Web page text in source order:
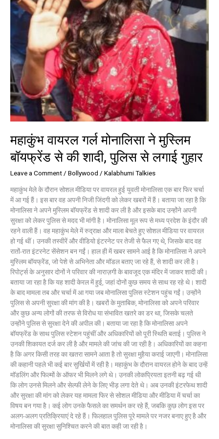
महाकुंभ वायरल गर्ल मोनालिसा ने मुस्लिम
बॉयफ्रेंड से की शादी, पुलिस से लगाई गुहार
Leave a Comment/Bollywood /Kalabhumi Talkies
महाकुंभ मेले के दौरान सोशल मीडिया पर वायरल हुई युवती मोनालिसा एक बार फिर चर्चा
में आ गई हैं। इस बार वह अपनी निजी जिंदगी को लेकर खबरों में हैं। बताया जा रहा है कि
मोनालिसा ने अपने मुस्लिम बॉयफ्रेंड से शादी कर ली है और इसके बाद उन्होंने अपनी
सुरक्षा को लेकर पुलिस से मदद भी मांगी है। मोनालिसा मूल रूप से मध्य प्रदेश के इंदौर की
रहने वाली हैं। वह महाकुंभ मेले में रुद्राक्ष और माला बेचते हुए सोशल मीडिया पर वायरल
हो गई थीं। उनकी तस्वीरें और वीडियो इंटरनेट पर तेजी से फैल गए थे, जिसके बाद वह
रातों-रात इंटरनेट सेंसेशन बन गईं। हाल ही में खबर सामने आई है कि मोनालिसा ने अपने
मुस्लिम बॉयफ्रेंड, जो पेशे से अभिनेता और मॉडल बताए जा रहे हैं, से शादी कर ली है।
रिपोर्ट्स के अनुसार दोनों ने परिवार की नाराज़गी के बावजूद एक मंदिर में जाकर शादी की।
बताया जा रहा है कि यह शादी केरल में हुई, जहां दोनों कुछ समय से साथ रह रहे थे। शादी
के बाद मामला तब और चर्चा में आ गया जब मोनालिसा पुलिस स्टेशन पहुंच गईं। उन्होंने
पुलिस से अपनी सुरक्षा की मांग की है। खबरों के मुताबिक, मोनालिसा को अपने परिवार
और कुछ अन्य लोगों की तरफ से विरोध या संभावित खतरे का डर था, जिसके चलते
उन्होंने पुलिस से सुरक्षा देने की अपील की। बताया जा रहा है कि मोनालिसा अपने
बॉयफ्रेंड के साथ पुलिस स्टेशन पहुंचीं और अधिकारियों को पूरी स्थिति बताई। पुलिस ने
उनकी शिकायत दर्ज कर ली है और मामले की जांच की जा रही है। अधिकारियों का कहना
है कि अगर किसी तरह का खतरा सामने आता है तो सुरक्षा मुहैया कराई जाएगी। मोनालिसा
की कहानी पहले भी कई बार सुर्खियों में रही है। महाकुंभ के दौरान वायरल होने के बाद उन्हें
मॉडलिंग और फिल्मों के ऑफर भी मिलने लगे थे। उनकी लोकप्रियता इतनी बढ़ गई थी
कि लोग उनसे मिलने और सेल्फी लेने के लिए भीड़ लगा देते थे। अब उनकी इंटरफेथ शादी
और सुरक्षा की मांग को लेकर यह मामला फिर से सोशल मीडिया और मीडिया में चर्चा का
विषय बन गया है। कई लोग उनके फैसले का समर्थन कर रहे हैं, जबकि कुछ लोग इस पर
अलग-अलग प्रतिक्रियाएं दे रहे हैं। फिलहाल पुलिस पूरे मामले पर नजर बनाए हुए है और
मोनालिसा की सुरक्षा सुनिश्चित करने की बात कही जा रही है।
की
शादी,
लगाई
गुहार